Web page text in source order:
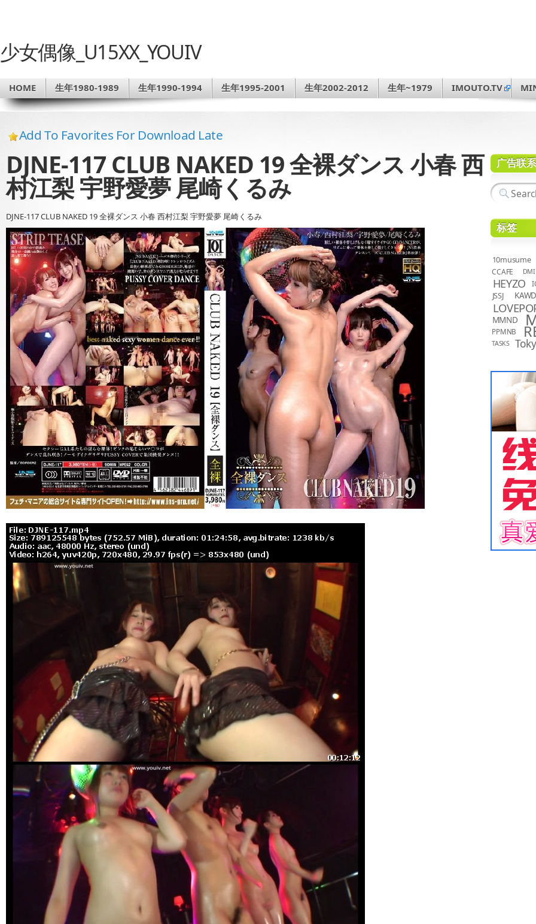
少女偶像_U15XX_YOUIV
HOME 生年1980-1989 生年1990-1994 生年1995-2001 生年2002-2012 生年~1979 IMOUTO.TV
Add To Favorites For Download Late
DJNE-117 CLUB NAKED 19 全裸ダンス 小春 西
村江梨 宇野愛夢 尾崎くるみ
DJNE-117 CLUB NAKED 19 全裸ダンス 小春 西村江梨 宇野愛夢 尾崎くるみ
广告联
标签
10musume
CCAFE DMI
HEYZO
JSSJ KAWD
MMND
PPMNB
TASKS